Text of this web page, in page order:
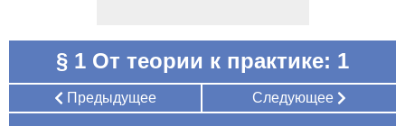
§ 1 От теории к практике: 1
Предыдущее Следующее